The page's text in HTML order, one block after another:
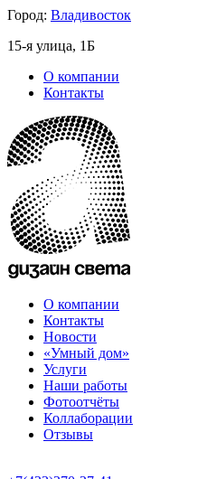
Город: Владивосток
15-я улица, 1Б
О компании
Контакты
О компании
Контакты
Новости
«Умный дом»
Услуги
Наши работы
Фотоотчёты
Коллаборации
Отзывы